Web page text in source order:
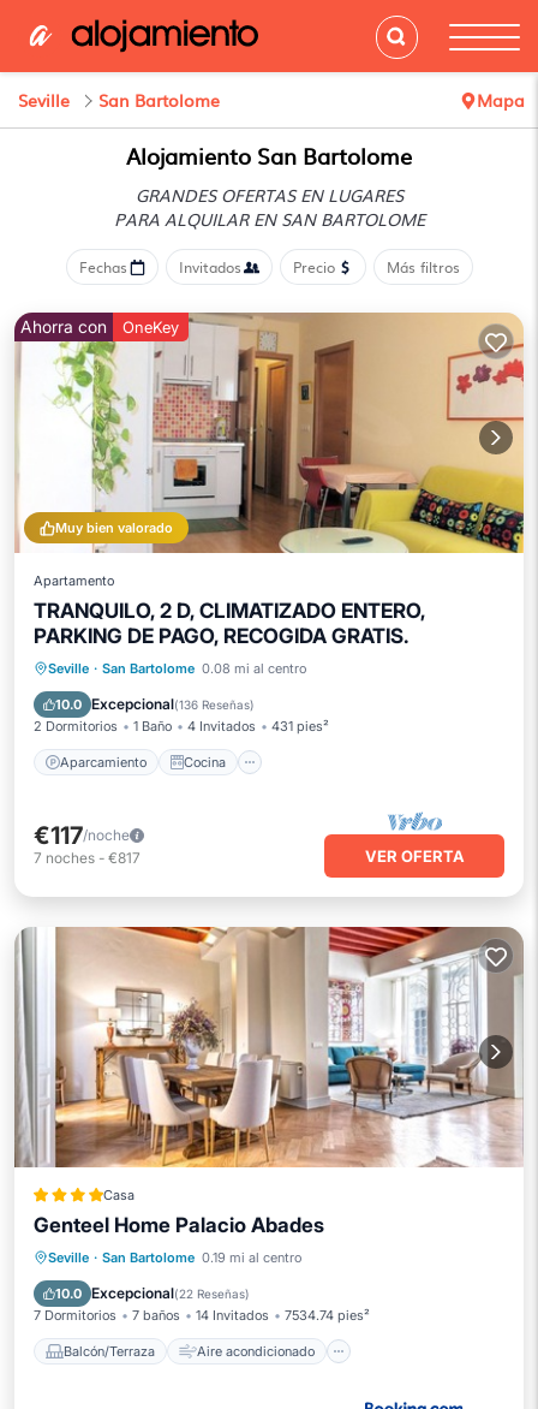
Seville San Bartolome Mapa
Alojamiento San Bartolome
GRANDES OFERTAS EN LUGARES
PARA ALQUILAR EN SAN BARTOLOME
Fechas Invitados Precio Más filtros
Muy bien valorado
Ahorra con OneKey
Apartamento
TRANQUILO, 2 D, CLIMATIZADO ENTERO,
PARKING DE PAGO, RECOGIDA GRATIS.
Seville · San Bartolome 0.08 mi al centro
10.0 Excepcional(136 Reseñas)
2 Dormitorios 1 Baño 4 Invitados 431 pies²
Aparcamiento Cocina
Aparcamiento
Cocina
Aire acondicionado
€117/noche
7 noches - €817 VER OFERTA
Casa
Genteel Home Palacio Abades
Seville · San Bartolome 0.19 mi al centro
10.0 Excepcional(22 Reseñas)
7 Dormitorios 7 baños 14 Invitados 7534.74 pies²
Balcón/Terraza Aire acondicionado
Balcón/Terraza
Aire acondicionado
Internet
Apto para niños